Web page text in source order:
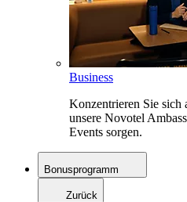
Business
Konzentrieren Sie sich
unsere Novotel
Events sorgen.
Bonusprogramm
Zurück